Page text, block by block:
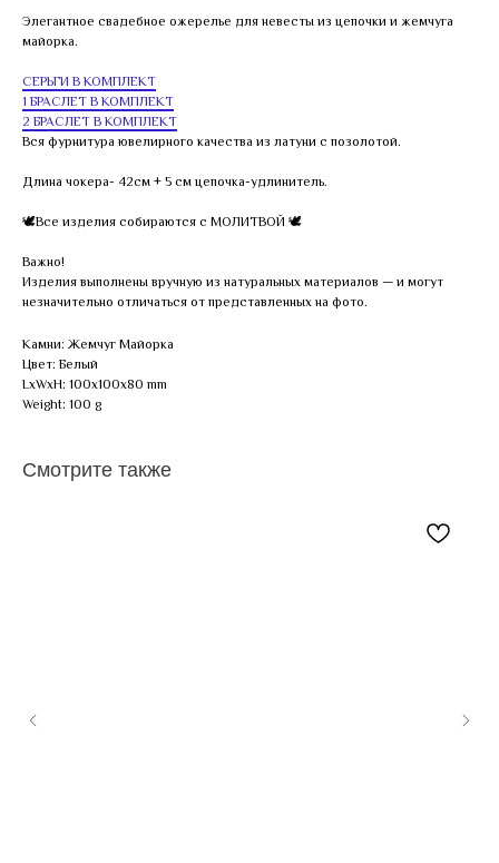
Элегантное свадебное ожерелье для невесты из цепочки и жемчуга
майорка.
СЕРЬГИ В КОМПЛЕКТ
1 БРАСЛЕТ В КОМПЛЕКТ
2 БРАСЛЕТ В КОМПЛЕКТ
Вся фурнитура ювелирного качества из латуни с позолотой.
Длина чокера- 42см + 5 см цепочка-удлинитель.
🕊Все изделия собираются с МОЛИТВОЙ 🕊
Важно!
Изделия выполнены вручную из натуральных материалов — и могут
незначительно отличаться от представленных на фото.
Камни: Жемчуг Майорка
Цвет: Белый
LxWxH: 100x100x80 mm
Weight: 100 g
Смотрите также